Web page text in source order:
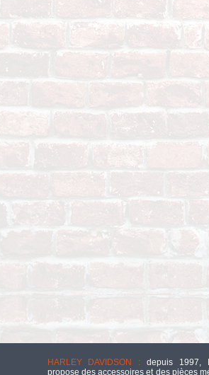
HARLEY DAVIDSON : depuis 1997,
propose des accessoires et des pièces